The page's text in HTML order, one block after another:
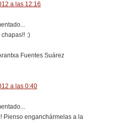
a las 12:16
:)
Fuentes Suárez
a las 0:40
Pienso enganchármelas a la